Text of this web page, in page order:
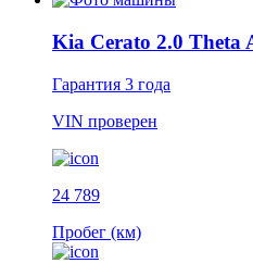
Kia Cerato 2.0 Theta
Гарантия 3 года
VIN проверен
24 789
Пробег (км)